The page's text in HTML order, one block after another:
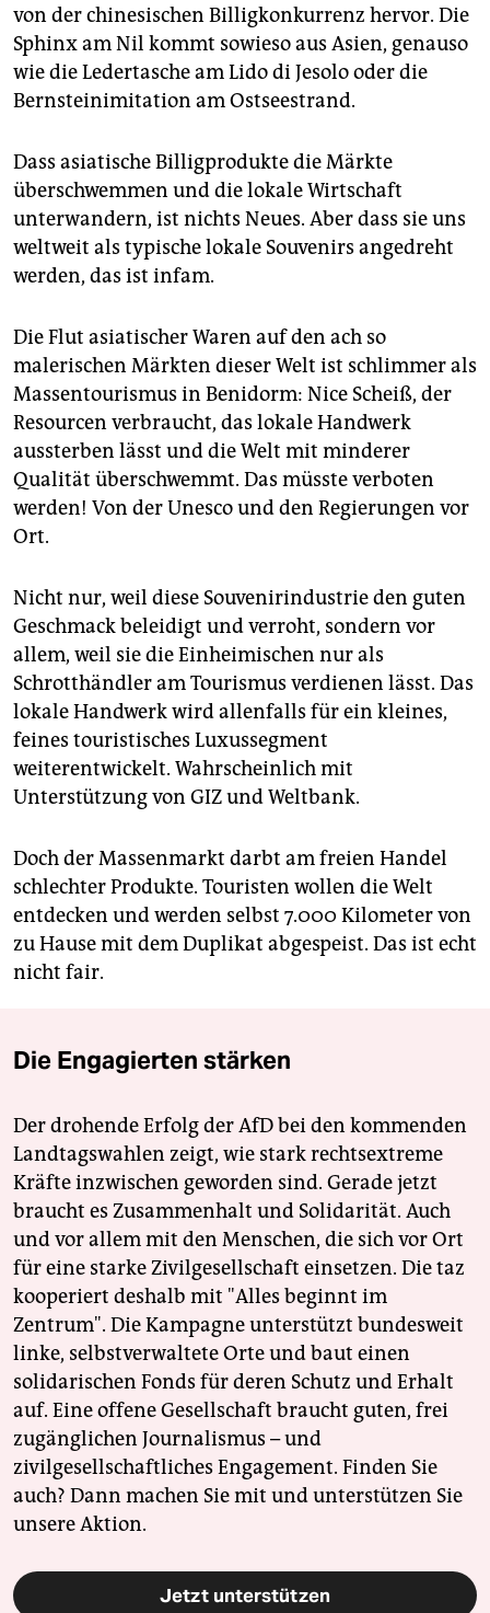
von der chinesischen Billigkonkurrenz hervor. Die
Sphinx am Nil kommt sowieso aus Asien, genauso
wie die Ledertasche am Lido di Jesolo oder die
Bernsteinimitation am Ostseestrand.
Dass asiatische Billigprodukte die Märkte
überschwemmen und die lokale Wirtschaft
unterwandern, ist nichts Neues. Aber dass sie uns
weltweit als typische lokale Souvenirs angedreht
werden, das ist infam.
Die Flut asiatischer Waren auf den ach so
malerischen Märkten dieser Welt ist schlimmer als
Massentourismus in Benidorm: Nice Scheiß, der
Resourcen verbraucht, das lokale Handwerk
aussterben lässt und die Welt mit minderer
Qualität überschwemmt. Das müsste verboten
werden! Von der Unesco und den Regierungen vor
Ort.
Nicht nur, weil diese Souvenirindustrie den guten
Geschmack beleidigt und verroht, sondern vor
allem, weil sie die Einheimischen nur als
Schrotthändler am Tourismus verdienen lässt. Das
lokale Handwerk wird allenfalls für ein kleines,
feines touristisches Luxussegment
weiterentwickelt. Wahrscheinlich mit
Unterstützung von GIZ und Weltbank.
Doch der Massenmarkt darbt am freien Handel
schlechter Produkte. Touristen wollen die Welt
entdecken und werden selbst 7.000 Kilometer von
zu Hause mit dem Duplikat abgespeist. Das ist echt
nicht fair.
Die Engagierten stärken
Der drohende Erfolg der AfD bei den kommenden
Landtagswahlen zeigt, wie stark rechtsextreme
Kräfte inzwischen geworden sind. Gerade jetzt
braucht es Zusammenhalt und Solidarität. Auch
und vor allem mit den Menschen, die sich vor Ort
für eine starke Zivilgesellschaft einsetzen. Die taz
kooperiert deshalb mit "Alles beginnt im
Zentrum". Die Kampagne unterstützt bundesweit
linke, selbstverwaltete Orte und baut einen
solidarischen Fonds für deren Schutz und Erhalt
auf. Eine offene Gesellschaft braucht guten, frei
zugänglichen Journalismus – und
zivilgesellschaftliches Engagement. Finden Sie
auch? Dann machen Sie mit und unterstützen Sie
unsere Aktion.
Jetzt unterstützen